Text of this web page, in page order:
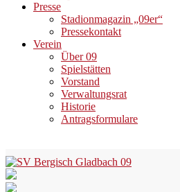
Presse
Stadionmagazin „09er“
Pressekontakt
Verein
Über 09
Spielstätten
Vorstand
Verwaltungsrat
Historie
Antragsformulare
Skip
to
content